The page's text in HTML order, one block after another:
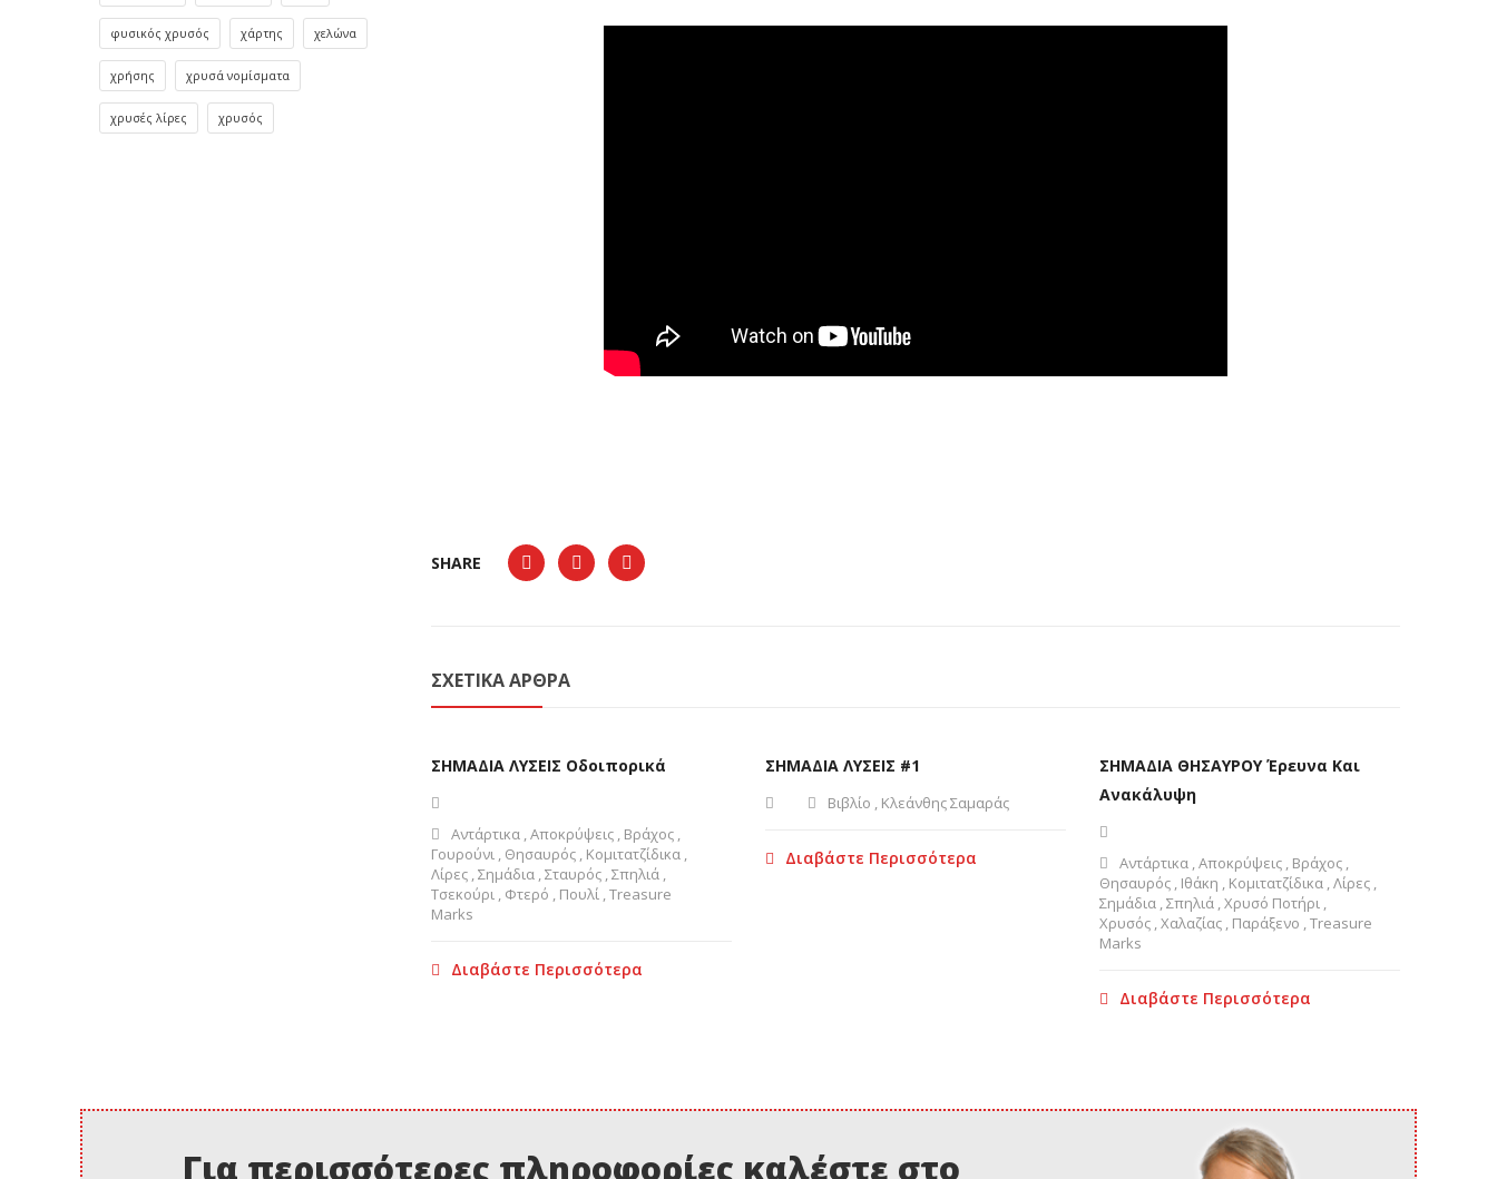
φυσικός χρυσός χάρτης χελώνα
χρήσης χρυσά νομίσματα
χρυσές λίρες χρυσός
SHARE
ΣΧΕΤΙΚΆ ΆΡΘΡΑ
ΣΗΜΑΔΙΑ ΛΥΣΕΙΣ Οδοιπορικά
Αντάρτικα ,Αποκρύψεις , Βράχος ,
Γουρούνι , Θησαυρός , Κομιτατζίδικα ,
Λίρες ,Σημάδια ,Σταυρός ,Σπηλιά ,
Τσεκούρι , Φτερό , Πουλί ,Treasure
Marks
Διαβάστε Περισσότερα
ΣΗΜΑΔΙΑ ΛΥΣΕΙΣ #1
Βιβλίο , Κλεάνθης Σαμαράς
Διαβάστε Περισσότερα
ΣΗΜΑΔΙΑ ΘΗΣΑΥΡΟΥ Έρευνα Και
Ανακάλυψη
Αντάρτικα,Αποκρύψεις, Βράχος,
Θησαυρός, Ιθάκη , Κομιτατζίδικα,Λίρες,
Σημάδια,Σπηλιά,Χρυσό Ποτήρι,
Χρυσός,Χαλαζίας, Παράξενο ,Treasure
Marks
Διαβάστε Περισσότερα
Για περισσότερες πληροφορίες καλέστε στο